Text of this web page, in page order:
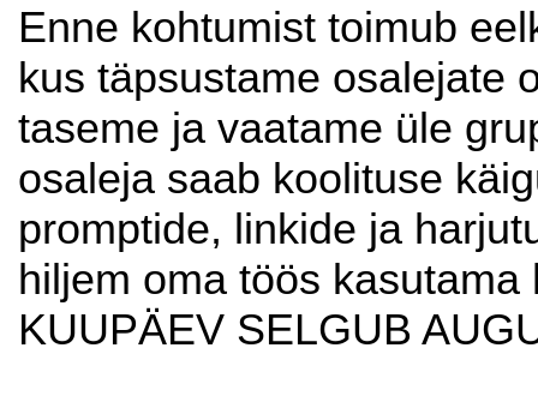
Enne kohtumist toimub
kus täpsustame osalejate
taseme ja vaatame üle
osaleja saab koolituse
promptide, linkide ja
hiljem oma töös
KUUPÄEV SELGUB